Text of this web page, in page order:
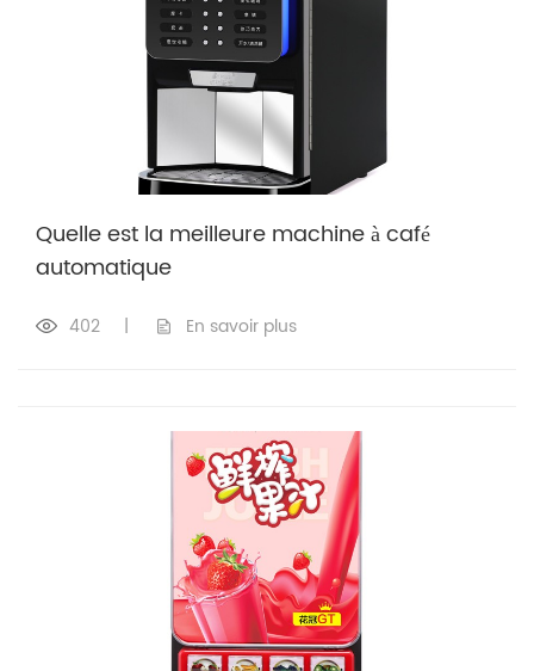
Quelle est la meilleure machine à café
automatique
402 | En savoir plus